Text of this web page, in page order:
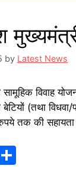
by Latest News
सामूहिक विवाह
(तथा
तक की सहायता